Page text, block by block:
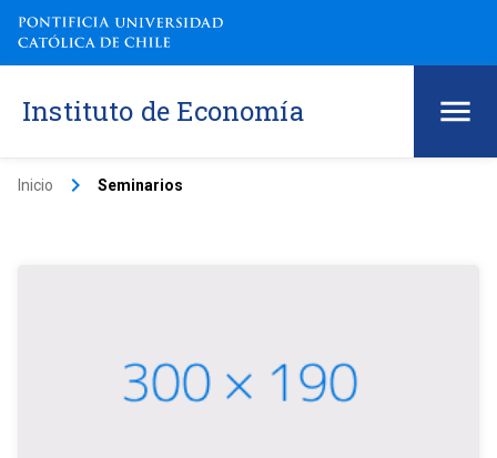
Instituto de Economía
Inicio keyboard_arrow_right Seminarios